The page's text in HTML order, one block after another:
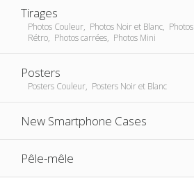
Tirages
Photos Couleur, Photos Noir et Blanc, Photos
Rétro, Photos carrées, Photos Mini
Posters
Posters Couleur, Posters Noir et Blanc
New Smartphone Cases
Pêle-mêle